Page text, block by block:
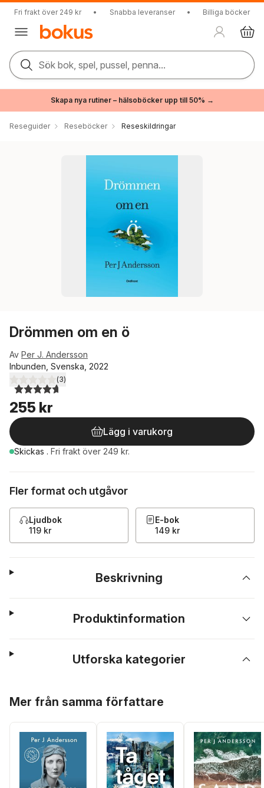
Fri frakt över 249 kr • Snabba leveranser • Billiga böcker
Sök bok, spel, pussel, penna...
Skapa nya rutiner – hälsoböcker upp till 50% →
Reseguider Reseböcker Reseskildringar
Drömmen om en ö
Av Per J. Andersson
Inbunden, Svenska, 2022
4,7utav 5 stjärnor. Totalt antal röster:
(3)
255 kr
Lägg i varukorg
Skickas . Fri frakt över 249 kr.
Fler format och utgåvor
Ljudbok
119 kr
E-bok
149 kr
Beskrivning
Produktinformation
Utforska kategorier
Mer från samma författare